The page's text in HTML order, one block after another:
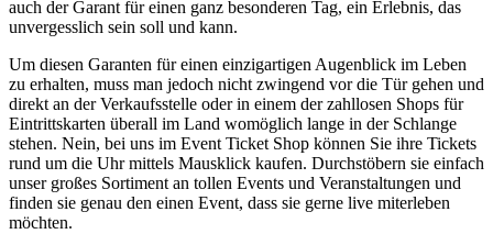
auch der Garant für einen ganz besonderen Tag, ein Erlebnis, das
unvergesslich sein soll und kann.
Um diesen Garanten für einen einzigartigen Augenblick im Leben
zu erhalten, muss man jedoch nicht zwingend vor die Tür gehen und
direkt an der Verkaufsstelle oder in einem der zahllosen Shops für
Eintrittskarten überall im Land womöglich lange in der Schlange
stehen. Nein, bei uns im Event Ticket Shop können Sie ihre Tickets
rund um die Uhr mittels Mausklick kaufen. Durchstöbern sie einfach
unser großes Sortiment an tollen Events und Veranstaltungen und
finden sie genau den einen Event, dass sie gerne live miterleben
möchten.